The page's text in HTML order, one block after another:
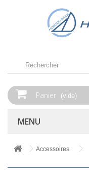
Panier (vide)
MENU
Accessoires